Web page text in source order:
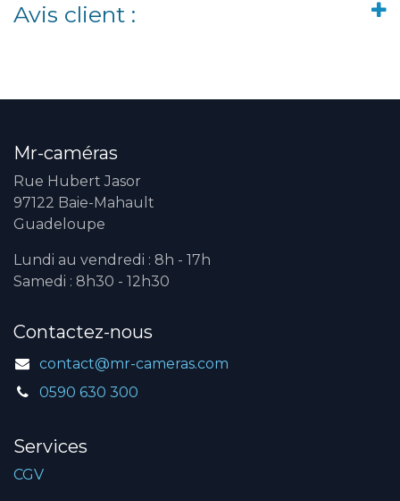
Avis client :
Mr-caméras
Rue Hubert Jasor
97122 Baie-Mahault
Guadeloupe
Lundi au vendredi : 8h - 17h
Samedi : 8h30 - 12h30
Contactez-nous
contact@mr-cameras.com
0590 630 300
Services
CGV